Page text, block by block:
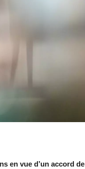
en vue d’un accord de